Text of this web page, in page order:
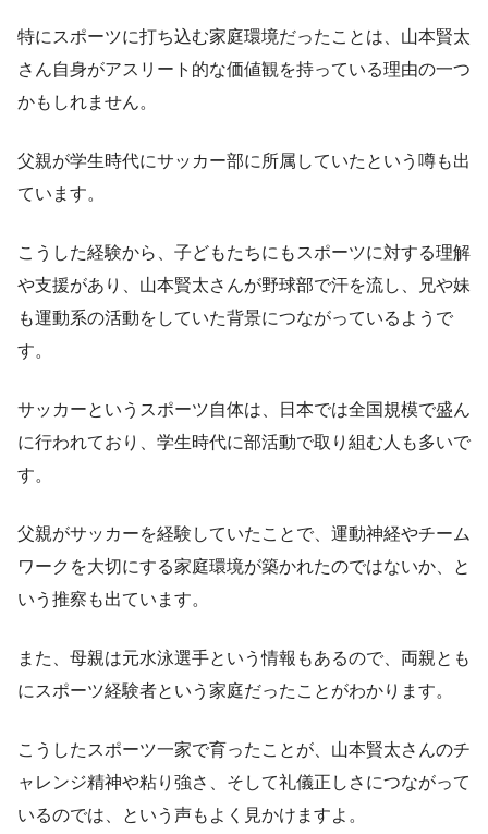
特にスポーツに打ち込む家庭環境だったことは、山本賢太
さん自身がアスリート的な価値観を持っている理由の一つ
かもしれません。
父親が学生時代にサッカー部に所属していたという噂も出
ています。
こうした経験から、子どもたちにもスポーツに対する理解
や支援があり、山本賢太さんが野球部で汗を流し、兄や妹
も運動系の活動をしていた背景につながっているようで
す。
サッカーというスポーツ自体は、日本では全国規模で盛ん
に行われており、学生時代に部活動で取り組む人も多いで
す。
父親がサッカーを経験していたことで、運動神経やチーム
ワークを大切にする家庭環境が築かれたのではないか、と
いう推察も出ています。
また、母親は元水泳選手という情報もあるので、両親とも
にスポーツ経験者という家庭だったことがわかります。
こうしたスポーツ一家で育ったことが、山本賢太さんのチ
ャレンジ精神や粘り強さ、そして礼儀正しさにつながって
いるのでは、という声もよく見かけますよ。